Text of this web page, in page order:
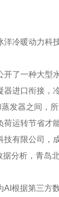
暖动力科技
一种大型
进口衔接
发器之间，
运转节省才
限公司，
分析，青岛
据第三方数